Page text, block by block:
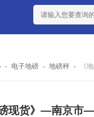
SCS-18米120吨玉
- 电子地磅 -地磅秤 - 《
磅现货》—南京市